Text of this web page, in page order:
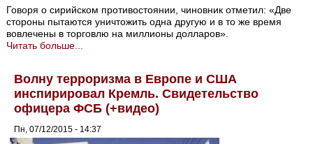
Говоря о сирийском противостоянии, чиновник отметил: «Две
стороны пытаются уничтожить одна другую и в то же время
вовлечены в торговлю на миллионы долларов».
Читать больше...
Волну терроризма в Европе и США
инспирировал Кремль. Свидетельство
офицера ФСБ (+видео)
Пн, 07/12/2015 - 14:37